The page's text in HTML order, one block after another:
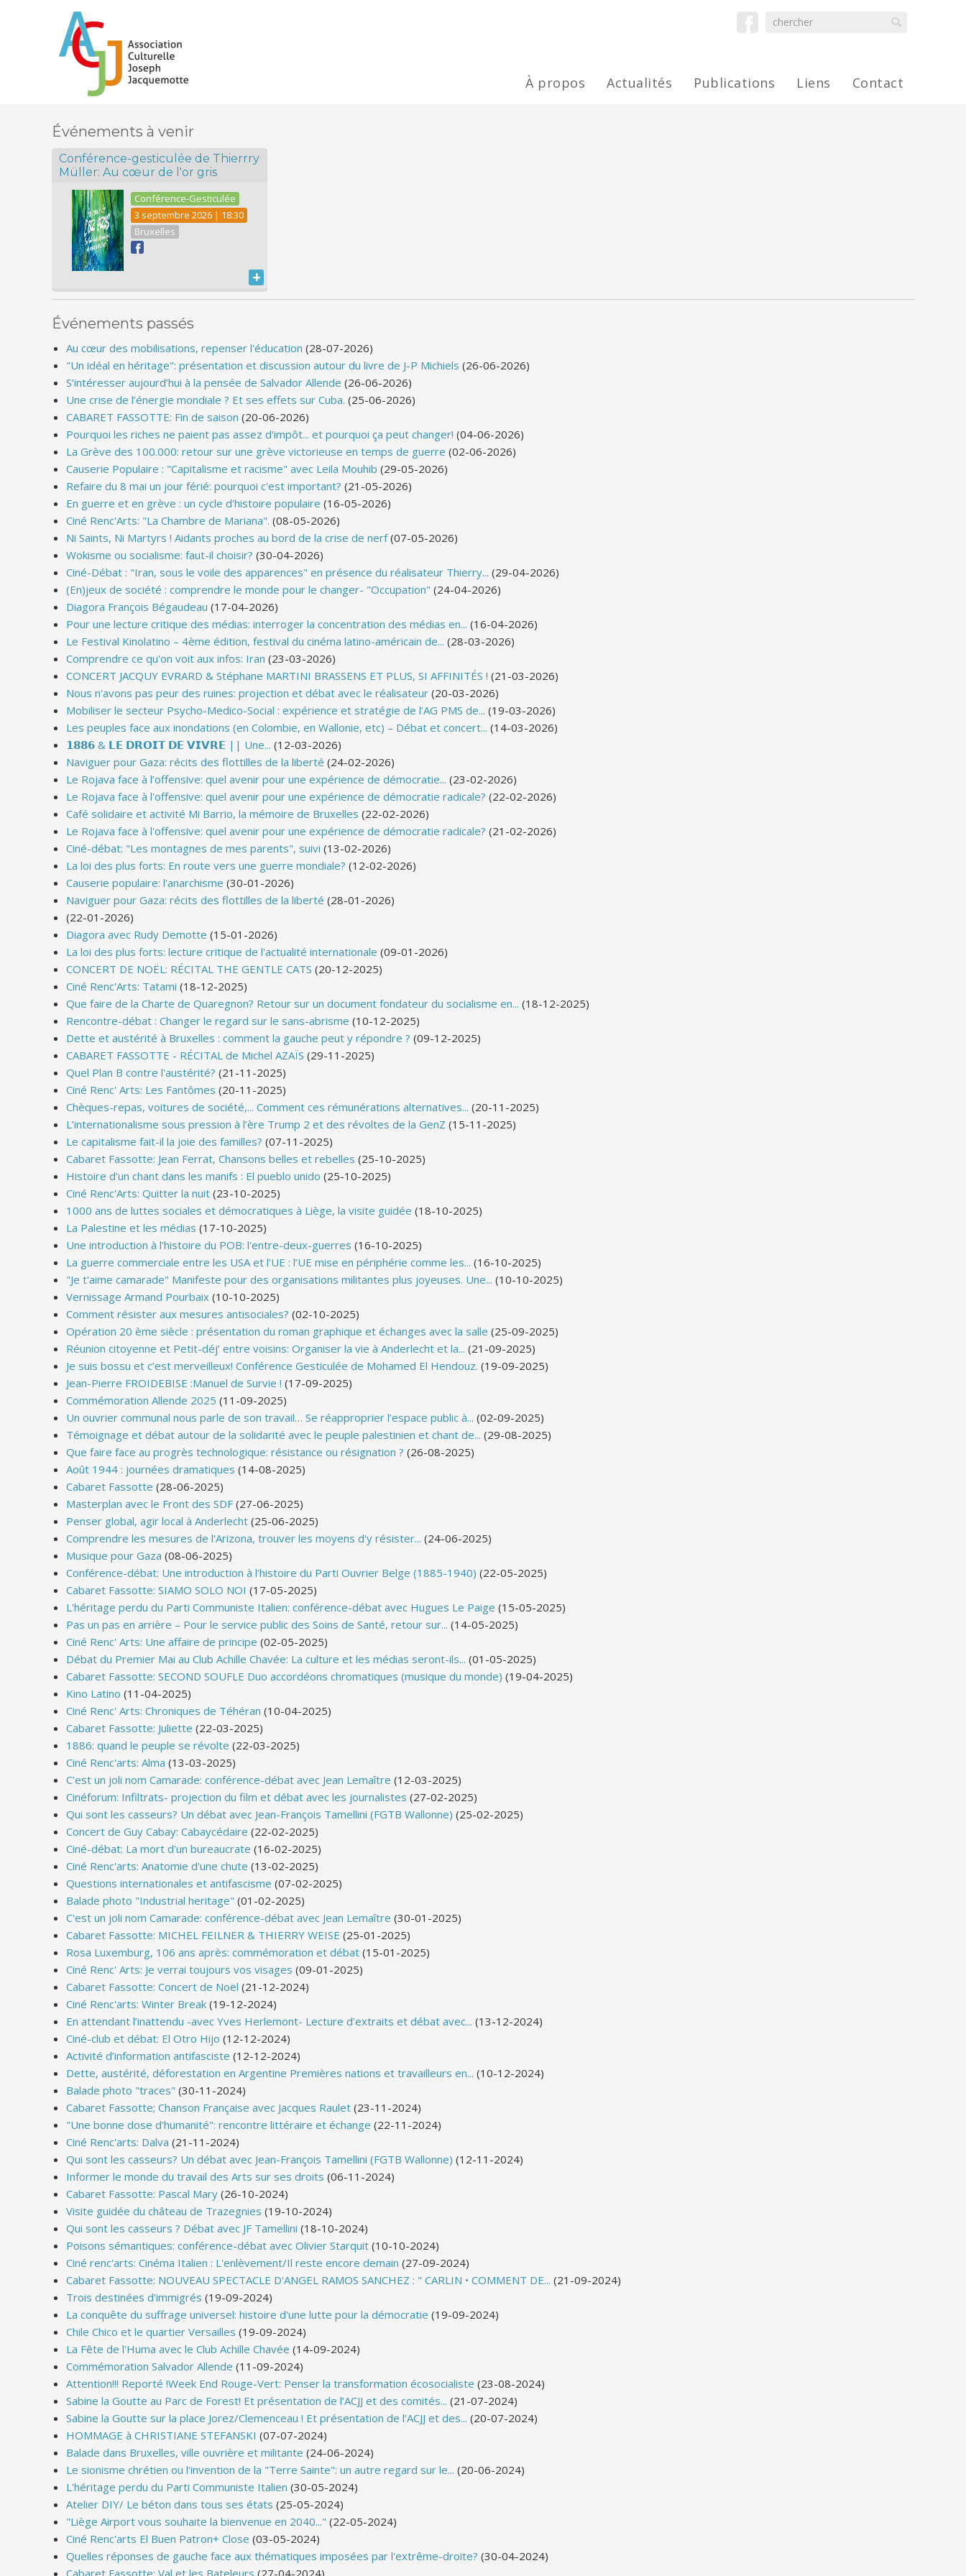
À propos Actualités Publications Liens Contact
Événements à venir
Conférence-gesticulée de Thierrry
Müller: Au cœur de l'or gris
Conférence-Gesticulée
3 septembre 2026 | 18:30
Bruxelles
+
Événements passés
Au cœur des mobilisations, repenser l'éducation (28-07-2026)
"Un idéal en héritage": présentation et discussion autour du livre de J-P Michiels (26-06-2026)
S’intéresser aujourd’hui à la pensée de Salvador Allende (26-06-2026)
Une crise de l’énergie mondiale ? Et ses effets sur Cuba. (25-06-2026)
CABARET FASSOTTE: Fin de saison (20-06-2026)
Pourquoi les riches ne paient pas assez d'impôt... et pourquoi ça peut changer! (04-06-2026)
La Grève des 100.000: retour sur une grève victorieuse en temps de guerre (02-06-2026)
Causerie Populaire : "Capitalisme et racisme" avec Leila Mouhib (29-05-2026)
Refaire du 8 mai un jour férié: pourquoi c'est important? (21-05-2026)
En guerre et en grève : un cycle d'histoire populaire (16-05-2026)
Ciné Renc'Arts: "La Chambre de Mariana". (08-05-2026)
Ni Saints, Ni Martyrs ! Aidants proches au bord de la crise de nerf(07-05-2026)
Wokisme ou socialisme: faut-il choisir? (30-04-2026)
Ciné-Débat : "Iran, sous le voile des apparences" en présence du réalisateur Thierry... (29-04-2026)
(En)jeux de société : comprendre le monde pour le changer- "Occupation" (24-04-2026)
Diagora François Bégaudeau (17-04-2026)
Pour une lecture critique des médias: interroger la concentration des médias en... (16-04-2026)
Le Festival Kinolatino – 4ème édition, festival du cinéma latino-américain de... (28-03-2026)
Comprendre ce qu'on voit aux infos: Iran (23-03-2026)
CONCERT JACQUY EVRARD & Stéphane MARTINI BRASSENS ET PLUS, SI AFFINITÉS ! (21-03-2026)
Nous n'avons pas peur des ruines: projection et débat avec le réalisateur (20-03-2026)
Mobiliser le secteur Psycho-Medico-Social : expérience et stratégie de l’AG PMS de... (19-03-2026)
Les peuples face aux inondations (en Colombie, en Wallonie, etc) – Débat et concert... (14-03-2026)
𝟭𝟴𝟴𝟲 & 𝗟𝗘 𝗗𝗥𝗢𝗜𝗧 𝗗𝗘 𝗩𝗜𝗩𝗥𝗘 || Une... (12-03-2026)
Naviguer pour Gaza: récits des flottilles de la liberté (24-02-2026)
Le Rojava face à l’offensive: quel avenir pour une expérience de démocratie... (23-02-2026)
Le Rojava face à l'offensive: quel avenir pour une expérience de démocratie radicale? (22-02-2026)
Café solidaire et activité Mi Barrio, la mémoire de Bruxelles (22-02-2026)
Le Rojava face à l'offensive: quel avenir pour une expérience de démocratie radicale? (21-02-2026)
Ciné-débat: "Les montagnes de mes parents", suivi (13-02-2026)
La loi des plus forts: En route vers une guerre mondiale? (12-02-2026)
Causerie populaire: l'anarchisme (30-01-2026)
Naviguer pour Gaza: récits des flottilles de la liberté (28-01-2026)
(22-01-2026)
Diagora avec Rudy Demotte (15-01-2026)
La loi des plus forts: lecture critique de l'actualité internationale (09-01-2026)
CONCERT DE NOËL: RÉCITAL THE GENTLE CATS (20-12-2025)
Ciné Renc'Arts: Tatami (18-12-2025)
Que faire de la Charte de Quaregnon? Retour sur un document fondateur du socialisme en... (18-12-2025)
Rencontre-débat : Changer le regard sur le sans-abrisme (10-12-2025)
Dette et austérité à Bruxelles : comment la gauche peut y répondre ? (09-12-2025)
CABARET FASSOTTE - RÉCITAL de Michel A​Z​AÏS (29-11-2025)
Quel Plan B contre l'austérité? (21-11-2025)
Ciné Renc' Arts: Les Fantômes (20-11-2025)
Chèques-repas, voitures de société,... Comment ces rémunérations alternatives... (20-11-2025)
L’internationalisme sous pression à l’ère Trump 2 et des révoltes de la GenZ (15-11-2025)
Le capitalisme fait-il la joie des familles? (07-11-2025)
Cabaret Fassotte: Jean Ferrat, Chansons belles et rebelles (25-10-2025)
Histoire d’un chant dans les manifs : El pueblo unido (25-10-2025)
Ciné Renc'Arts: Quitter la nuit (23-10-2025)
1000 ans de luttes sociales et démocratiques à Liège, la visite guidée (18-10-2025)
La Palestine et les médias (17-10-2025)
Une introduction à l'histoire du POB: l'entre-deux-guerres (16-10-2025)
La guerre commerciale entre les USA et l’UE : l’UE mise en périphérie comme les... (16-10-2025)
"Je t'aime camarade" Manifeste pour des organisations militantes plus joyeuses. Une... (10-10-2025)
Vernissage Armand Pourbaix (10-10-2025)
Comment résister aux mesures antisociales? (02-10-2025)
Opération 20 ème siècle : présentation du roman graphique et échanges avec la salle (25-09-2025)
Réunion citoyenne et Petit-déj’ entre voisins: Organiser la vie à Anderlecht et la... (21-09-2025)
Je suis bossu et c’est merveilleux! Conférence Gesticulée de Mohamed El Hendouz. (19-09-2025)
Jean-Pierre FROIDEBISE :Manuel de Survie ! (17-09-2025)
Commémoration Allende 2025 (11-09-2025)
Un ouvrier communal nous parle de son travail… Se réapproprier l’espace public à... (02-09-2025)
Témoignage et débat autour de la solidarité avec le peuple palestinien et chant de... (29-08-2025)
Que faire face au progrès technologique: résistance ou résignation ? (26-08-2025)
Août 1944 : journées dramatiques (14-08-2025)
Cabaret Fassotte (28-06-2025)
Masterplan avec le Front des SDF (27-06-2025)
Penser global, agir local à Anderlecht (25-06-2025)
Comprendre les mesures de l'Arizona, trouver les moyens d'y résister... (24-06-2025)
Musique pour Gaza (08-06-2025)
Conférence-débat: Une introduction à l'histoire du Parti Ouvrier Belge (1885-1940) (22-05-2025)
Cabaret Fassotte: SIAMO SOLO NOI (17-05-2025)
L'héritage perdu du Parti Communiste Italien: conférence-débat avec Hugues Le Paige (15-05-2025)
Pas un pas en arrière – Pour le service public des Soins de Santé, retour sur... (14-05-2025)
Ciné Renc' Arts: Une affaire de principe (02-05-2025)
Débat du Premier Mai au Club Achille Chavée: La culture et les médias seront-ils... (01-05-2025)
Cabaret Fassotte: SECOND SOUFLE Duo accordéons chromatiques (musique du monde) (19-04-2025)
Kino Latino (11-04-2025)
Ciné Renc' Arts: Chroniques de Téhéran (10-04-2025)
Cabaret Fassotte: Juliette (22-03-2025)
1886: quand le peuple se révolte (22-03-2025)
Ciné Renc'arts: Alma (13-03-2025)
C’est un joli nom Camarade: conférence-débat avec Jean Lemaître (12-03-2025)
Cinéforum: Infiltrats- projection du film et débat avec les journalistes (27-02-2025)
Qui sont les casseurs? Un débat avec Jean-François Tamellini (FGTB Wallonne) (25-02-2025)
Concert de Guy Cabay: Cabaycédaire (22-02-2025)
Ciné-débat: La mort d'un bureaucrate (16-02-2025)
Ciné Renc'arts: Anatomie d'une chute (13-02-2025)
Questions internationales et antifascisme (07-02-2025)
Balade photo "Industrial heritage" (01-02-2025)
C'est un joli nom Camarade: conférence-débat avec Jean Lemaître (30-01-2025)
Cabaret Fassotte: MICHEL FEILNER & THIERRY WEISE (25-01-2025)
Rosa Luxemburg, 106 ans après: commémoration et débat (15-01-2025)
Ciné Renc' Arts: Je verrai toujours vos visages (09-01-2025)
Cabaret Fassotte: Concert de Noël (21-12-2024)
Ciné Renc'arts: Winter Break (19-12-2024)
En attendant l’inattendu -avec Yves Herlemont- Lecture d’extraits et débat avec... (13-12-2024)
Ciné-club et débat: El Otro Hijo (12-12-2024)
Activité d’information antifasciste (12-12-2024)
Dette, austérité, déforestation en Argentine Premières nations et travailleurs en... (10-12-2024)
Balade photo "traces" (30-11-2024)
Cabaret Fassotte; Chanson Française avec Jacques Raulet (23-11-2024)
"Une bonne dose d'humanité": rencontre littéraire et échange (22-11-2024)
Ciné Renc'arts: Dalva (21-11-2024)
Qui sont les casseurs? Un débat avec Jean-François Tamellini (FGTB Wallonne) (12-11-2024)
Informer le monde du travail des Arts sur ses droits (06-11-2024)
Cabaret Fassotte: Pascal Mary (26-10-2024)
Visite guidée du château de Trazegnies (19-10-2024)
Qui sont les casseurs ? Débat avec JF Tamellini (18-10-2024)
Poisons sémantiques: conférence-débat avec Olivier Starquit (10-10-2024)
Ciné renc'arts: Cinéma Italien : L'enlèvement/Il reste encore demain (27-09-2024)
Cabaret Fassotte: NOUVEAU SPECTACLE D'ANGEL RAMOS SANCHEZ : " CARLIN • COMMENT DE... (21-09-2024)
Trois destinées d'immigrés (19-09-2024)
La conquête du suffrage universel: histoire d'une lutte pour la démocratie (19-09-2024)
Chile Chico et le quartier Versailles (19-09-2024)
La Fête de l'Huma avec le Club Achille Chavée (14-09-2024)
Commémoration Salvador Allende (11-09-2024)
Attention!!! Reporté !Week End Rouge-Vert: Penser la transformation écosocialiste (23-08-2024)
Sabine la Goutte au Parc de Forest! Et présentation de l’ACJJ et des comités... (21-07-2024)
Sabine la Goutte sur la place Jorez/Clemenceau ! Et présentation de l’ACJJ et des... (20-07-2024)
HOMMAGE à CHRISTIANE STEFANSKI (07-07-2024)
Balade dans Bruxelles, ville ouvrière et militante (24-06-2024)
Le sionisme chrétien ou l'invention de la "Terre Sainte": un autre regard sur le... (20-06-2024)
L'héritage perdu du Parti Communiste Italien (30-05-2024)
Atelier DIY/ Le béton dans tous ses états (25-05-2024)
"Liège Airport vous souhaite la bienvenue en 2040..." (22-05-2024)
Ciné Renc'arts El Buen Patron+ Close (03-05-2024)
Quelles réponses de gauche face aux thématiques imposées par l'extrême-droite? (30-04-2024)
Cabaret Fassotte: Val et les Bateleurs (27-04-2024)